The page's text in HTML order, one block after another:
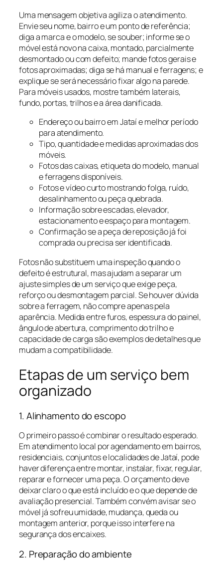
Uma mensagem objetiva agiliza o atendimento.
Envie seu nome, bairro e um ponto de referência;
diga a marca e o modelo, se souber; informe se o
móvel está novo na caixa, montado, parcialmente
desmontado ou com defeito; mande fotos gerais e
fotos aproximadas; diga se há manual e ferragens; e
explique se será necessário fixar algo na parede.
Para móveis usados, mostre também laterais,
fundo, portas, trilhos e a área danificada.
Endereço ou bairro em Jataí e melhor período
para atendimento.
Tipo, quantidade e medidas aproximadas dos
móveis.
Fotos das caixas, etiqueta do modelo, manual
e ferragens disponíveis.
Fotos e vídeo curto mostrando folga, ruído,
desalinhamento ou peça quebrada.
Informação sobre escadas, elevador,
estacionamento e espaço para montagem.
Confirmação se a peça de reposição já foi
comprada ou precisa ser identificada.
Fotos não substituem uma inspeção quando o
defeito é estrutural, mas ajudam a separar um
ajuste simples de um serviço que exige peça,
reforço ou desmontagem parcial. Se houver dúvida
sobre a ferragem, não compre apenas pela
aparência. Medida entre furos, espessura do painel,
ângulo de abertura, comprimento do trilho e
capacidade de carga são exemplos de detalhes que
mudam a compatibilidade.
Etapas de um serviço bem
organizado
1. Alinhamento do escopo
O primeiro passo é combinar o resultado esperado.
Em atendimento local por agendamento em bairros,
residenciais, conjuntos e localidades de Jataí, pode
haver diferença entre montar, instalar, fixar, regular,
reparar e fornecer uma peça. O orçamento deve
deixar claro o que está incluído e o que depende de
avaliação presencial. Também convém avisar se o
móvel já sofreu umidade, mudança, queda ou
montagem anterior, porque isso interfere na
segurança dos encaixes.
2. Preparação do ambiente